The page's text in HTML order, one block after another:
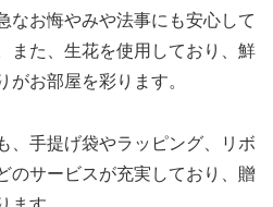
なお悔やみや法事にも安心して
また、生花を使用しており、鮮
がお部屋を彩ります。
、手提げ袋やラッピング、リボ
のサービスが充実しており、贈